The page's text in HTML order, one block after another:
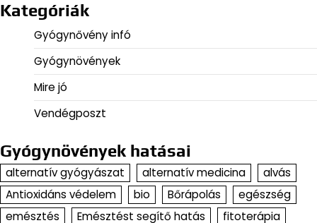
Kategóriák
Gyógynővény infó
Gyógynövények
Mire jó
Vendégposzt
Gyógynövények hatásai
alternatív gyógyászat alternatív medicina
alvás
Antioxidáns védelem
bio Bőrápolás
egészség
emésztés
Emésztést segítő hatás fitoterápia